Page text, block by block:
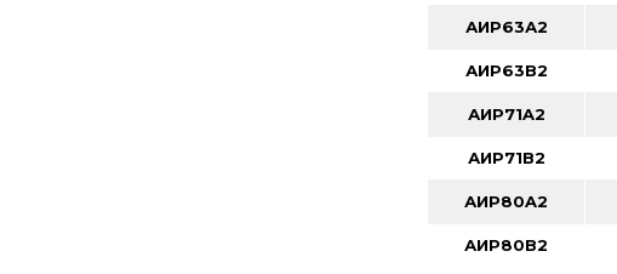
АИР63А2
АИР63В2
АИР71A2
АИР71В2
АИР80A2
АИР80В2